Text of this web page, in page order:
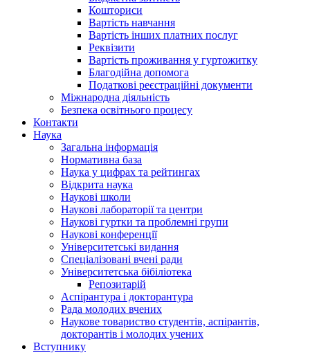
Кошториси
Вартість навчання
Вартість інших платних послуг
Реквізити
Вартість проживання у гуртожитку
Благодійна допомога
Податкові реєстраційні документи
Міжнародна діяльність
Безпека освітнього процесу
Контакти
Наука
Загальна інформація
Нормативна база
Наука у цифрах та рейтингах
Відкрита наука
Наукові школи
Наукові лабораторії та центри
Наукові гуртки та проблемні групи
Наукові конференції
Університетські видання
Спеціалізовані вчені ради
Університетська бібіліотека
Репозитарій
Аспірантура і докторантура
Рада молодих вчених
Наукове товариство студентів, аспірантів,
докторантів і молодих учених
Вступнику